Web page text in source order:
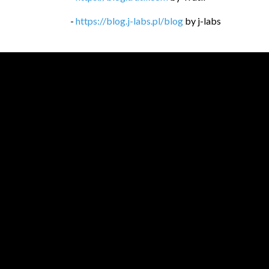
- https://blog.j-labs.pl/blog by j-labs